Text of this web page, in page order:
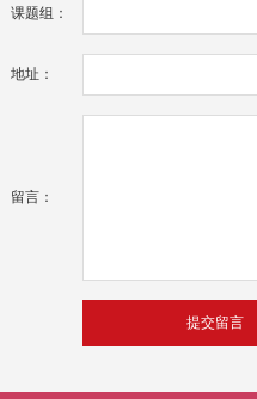
课题组：
地址：
留言：